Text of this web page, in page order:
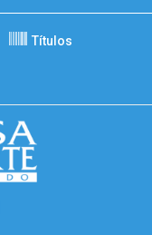
Títulos